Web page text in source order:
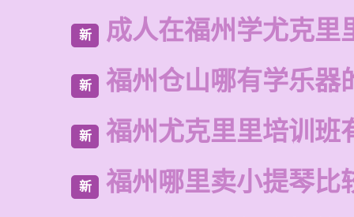
新 成人在福州学尤克里
新 福州仓山哪有学乐器
新 福州尤克里里培训班
新 福州哪里卖小提琴比